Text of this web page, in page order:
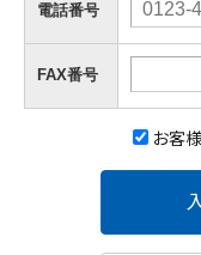
電話番号
FAX番号
お客